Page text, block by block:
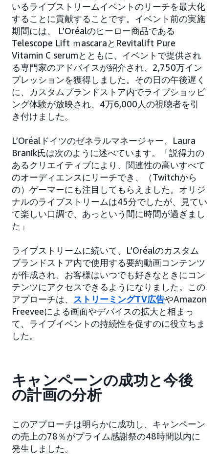
いるライブストリームイベントのリーチを最大化
することに貢献することです。イベント前の実施
期間には、 L’Oréalのヒーロー商品である
Telescope Lift ｍascaraとRevitalift Pure
Vitamin C serumとともに、イベントで提供され
る専門家のアドバイスが紹介され、2,750万イン
プレッションを獲得しました。その日の午後遅く
に、カスタムブランドストア内でライブショッピ
ング体験が放映され、4万6,000人の視聴者を引
き付けました。
L’Oréalドイツのゼネラルマネージャー、Laura
Branik氏は次のように述べています。「説得力の
あるクリエイティブにより、関連性の高いすべて
のオーディエンスにリーチでき、（Twitchから
の）ゲーマーにも注目してもらえました。オリジ
ナルのライブストリームは45分でしたが、見てい
て楽しい口調で、あっという間に時間が過ぎまし
た」
ライブストリームに続いて、L’Oréalのカスタム
ブランドストア内で使用する要約動画コンテンツ
が作成され、お客様はいつでも好きなときにコン
テンツにアクセスできるようになりました。この
アプローチは、 ストリーミングTV広告やAmazon
Freeveeによる画面やデバイスの拡大と相まっ
て、ライブイベントの持続性を促すのに役立ちま
した。
キャンペーンの成功と今後
の計画の分析
このアプローチは明らかに成功し、キャンペーン
の売上の78％がプライム感謝祭の48時間以内に
発生しました。